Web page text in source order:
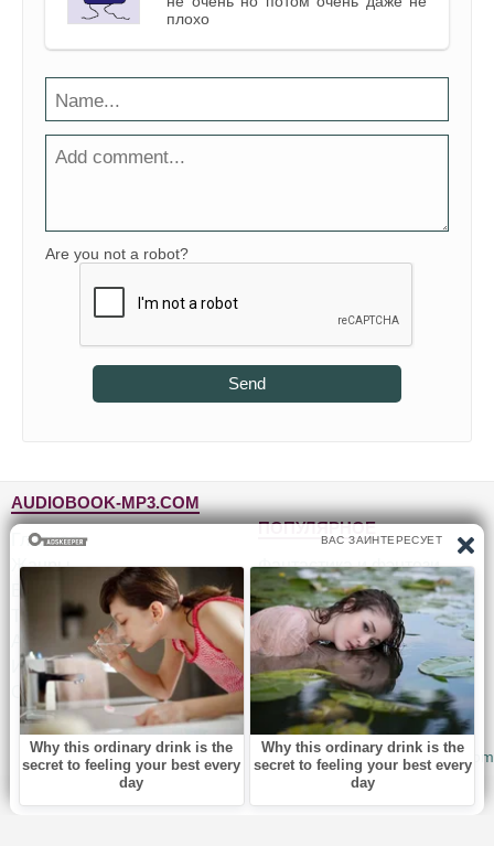
плохо
Are you not a robot?
Send
AUDIOBOOK-MP3.COM
Главная
Жанры
Блог
Топ-100
Авторы
Исполнители
Обратная связь
ПОПУЛЯРНОЕ
Фантастика и фэнтези
Детективы, триллеры
Для детей
Роман, проза
Приключения
Юмор, сатира
© 2010-2026Audiobook-mp3.com